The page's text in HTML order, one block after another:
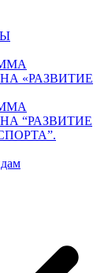
«РАЗВИТИЕ
“РАЗВИТИЕ